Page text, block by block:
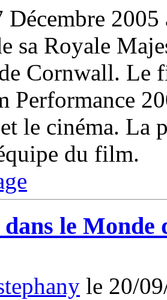
Décembre
sa Royale
Cornwall. Le
Performance
le cinéma. La
du film.
le Monde
le 20/